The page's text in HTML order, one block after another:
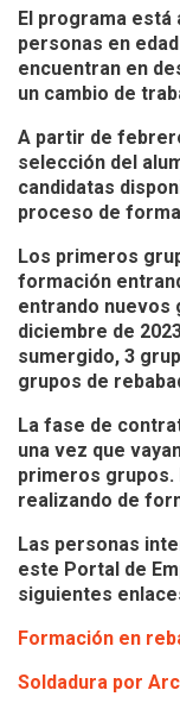
El programa está
personas en
encuentran en
un cambio de
A partir de
selección del
candidatas
proceso de
Los primeros
formación
entrando nuevos
diciembre de
sumergido, 3
grupos de
La fase de
una vez que
primeros
realizando de
Las personas
este Portal de
siguientes
Formación en
Soldadura por